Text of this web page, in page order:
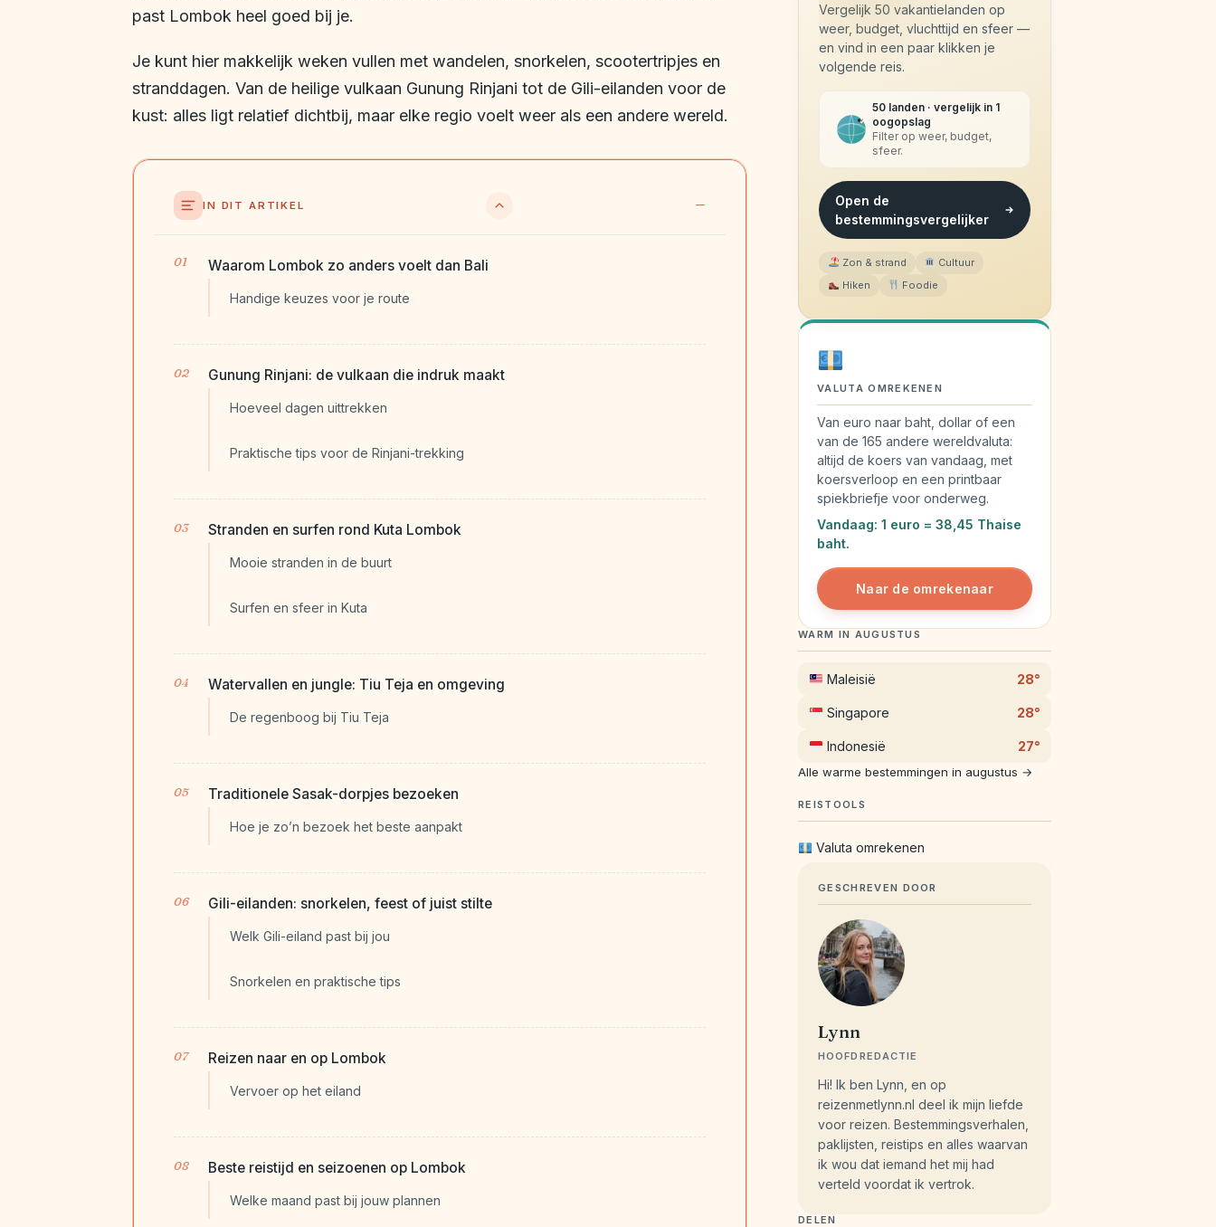
past Lombok heel goed bij je.
Je kunt hier makkelijk weken vullen met wandelen, snorkelen, scootertripjes en
stranddagen. Van de heilige vulkaan Gunung Rinjani tot de Gili-eilanden voor de
kust: alles ligt relatief dichtbij, maar elke regio voelt weer als een andere wereld.
IN DIT ARTIKEL
Waarom Lombok zo anders voelt dan Bali
Handige keuzes voor je route
Gunung Rinjani: de vulkaan die indruk maakt
Hoeveel dagen uittrekken
Praktische tips voor de Rinjani-trekking
Stranden en surfen rond Kuta Lombok
Mooie stranden in de buurt
Surfen en sfeer in Kuta
Watervallen en jungle: Tiu Teja en omgeving
De regenboog bij Tiu Teja
Traditionele Sasak-dorpjes bezoeken
Hoe je zo’n bezoek het beste aanpakt
Gili-eilanden: snorkelen, feest of juist stilte
Welk Gili-eiland past bij jou
Snorkelen en praktische tips
Reizen naar en op Lombok
Vervoer op het eiland
Beste reistijd en seizoenen op Lombok
Welke maand past bij jouw plannen
Vergelijk 50 vakantielanden op
weer, budget, vluchttijd en sfeer —
en vind in een paar klikken je
volgende reis.
50 landen · vergelijk in 1
oogopslag
Filter op weer, budget,
sfeer.
Open de
bestemmingsvergelijker
Zon & strand
Cultuur
Hiken
Foodie
VALUTA OMREKENEN
Van euro naar baht, dollar of een
van de 165 andere wereldvaluta:
altijd de koers van vandaag, met
koersverloop en een printbaar
spiekbriefje voor onderweg.
Vandaag: 1 euro = 38,45 Thaise
baht.
Naar de omrekenaar
WARM IN AUGUSTUS
Maleisië 28°
Singapore 28°
Indonesië 27°
Alle warme bestemmingen in augustus →
REISTOOLS
Valuta omrekenen
GESCHREVEN DOOR
Lynn
HOOFDREDACTIE
Hi! Ik ben Lynn, en op
reizenmetlynn.nl deel ik mijn liefde
voor reizen. Bestemmingsverhalen,
paklijsten, reistips en alles waarvan
ik wou dat iemand het mij had
verteld voordat ik vertrok.
DELEN